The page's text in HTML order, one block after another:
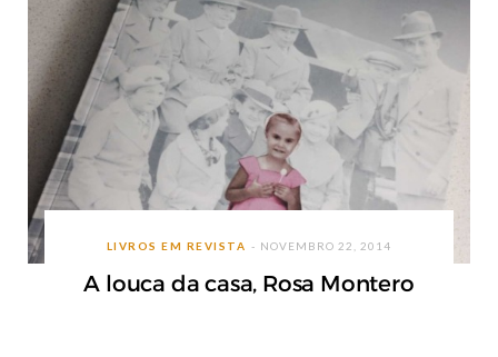
LIVROS EM REVISTA NOVEMBRO 22, 2014
A louca da casa, Rosa Montero